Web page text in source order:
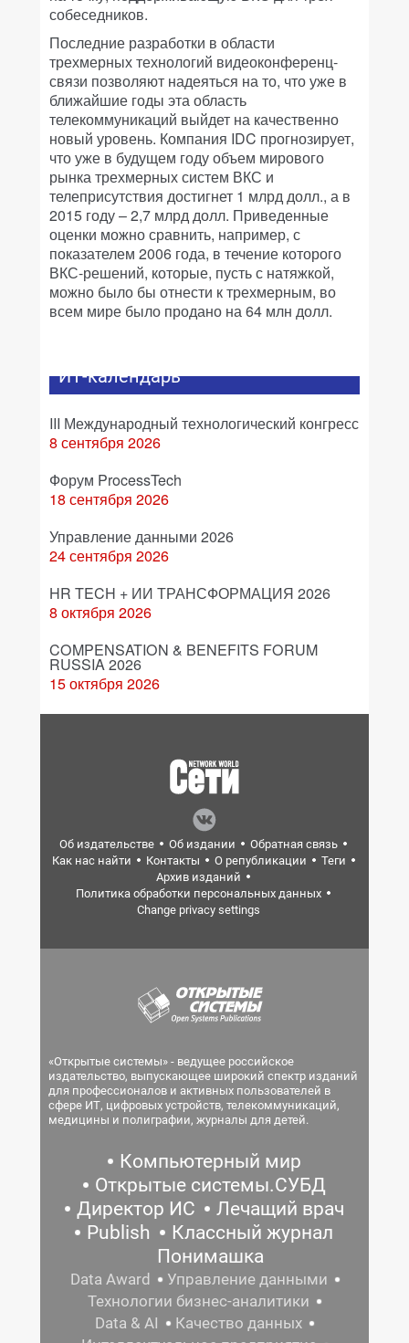
собеседников.
Последние разработки в области
трехмерных технологий видеоконференц-
связи позволяют надеяться на то, что уже в
ближайшие годы эта область
телекоммуникаций выйдет на качественно
новый уровень. Компания IDC прогнозирует,
что уже в будущем году объем мирового
рынка трехмерных систем ВКС и
телеприсутствия достигнет 1 млрд долл., а в
2015 году – 2,7 млрд долл. Приведенные
оценки можно сравнить, например, с
показателем 2006 года, в течение которого
ВКС-решений, которые, пусть с натяжкой,
можно было бы отнести к трехмерным, во
всем мире было продано на 64 млн долл.
ИТ-календарь
III Международный технологический конгресс
8 сентября 2026
Форум ProcessTech
18 сентября 2026
Управление данными 2026
24 сентября 2026
HR TECH + ИИ ТРАНСФОРМАЦИЯ 2026
8 октября 2026
COMPENSATION & BENEFITS FORUM
RUSSIA 2026
15 октября 2026
Об издательстве Об издании
Обратная связь
Как нас найти
Контакты О републикации
Теги
Архив изданий
Политика обработки персональных данных
Change privacy settings
«Открытые системы» - ведущее российское
издательство, выпускающее широкий спектр изданий
для профессионалов и активных пользователей в
сфере ИТ, цифровых устройств, телекоммуникаций,
медицины и полиграфии, журналы для детей.
Компьютерный мир
Открытые системы.СУБД
Директор ИС
Лечащий врач
Publish
Классный журнал
Понимашка
Data Award
Управление данными
Технологии бизнес-аналитики
Data & AI
Качество данных